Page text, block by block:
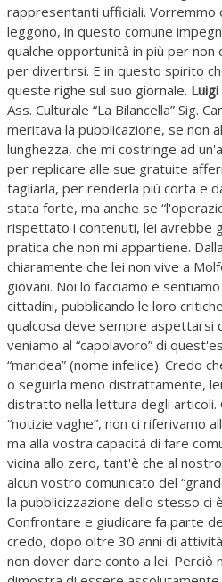
rappresentanti ufficiali. Vorremmo
leggono, in questo comune
qualche opportunità in più per non
per divertirsi. E in questo spirito
queste righe sul suo giornale.
Ass. Culturale “La Bilancella” Sig.
meritava la pubblicazione, se non
lunghezza, che mi costringe ad
per replicare alle sue gratuite
tagliarla, per renderla più corta e
stata forte, ma anche se
rispettato i contenuti, lei avrebbe
pratica che non mi appartiene.
chiaramente che lei non vive a
giovani. Noi lo facciamo e
cittadini, pubblicando le loro
qualcosa deve sempre aspettarsi
veniamo al “capolavoro” di
“maridea” (nome infelice). Credo
o seguirla meno distrattamente,
distratto nella lettura degli articoli.
“notizie vaghe”, non ci riferivamo
ma alla vostra capacità di fare
vicina allo zero, tant'è che al
alcun vostro comunicato del
la pubblicizzazione dello stesso ci
Confrontare e giudicare fa parte
credo, dopo oltre 30 anni di
non dover dare conto a lei. Perciò